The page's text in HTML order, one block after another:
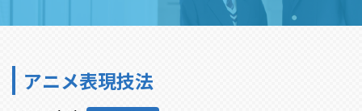
アニメ表現技法